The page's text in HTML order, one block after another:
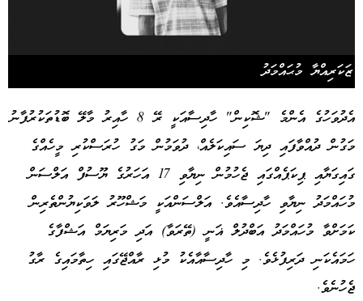
ޒަކަރިއްޔާ މުޙައްމަދު
އެދުވަހުގެ އެންމެ "ޝޮކިން" ހާދިސާއަކީ ރޭ 8 ހާއިރު މާލޭ ބޮޑުތަކުރުފާނު
މަގުން ދުއްވާފައި ދިޔަ ސައިކަލެއް، ދުވަމުން މަގު ހުރަސްކުރި މީހެއްގެ
ގައިގަޔާއި ޕިކަޕެއްގައި ޖެހުމުން ނިޔާވި 17 އަހަރުގެ ޔޫސުފް އަލްސަން
މުހައްމަދު ނިޔާވި ހާދިސާއެވެ. އަލްސަންއަކީ މަޝްހޫރު ލަވަކިޔުންތެރިން
ކަމަށްވާ މުހައްމަދު އަބްދުލް ޣަނީ (ތޭރަވާ) އަދި މަރިޔަމް އަޝްފާގެ
ހަމައެކަނި ދަރިފުޅެވެ. މި ހާދިސާއާއެކު މުޅި ރާއްޖޭގައި ހިތާމައިގެ ރާގު
ޖެހުނެވެ.